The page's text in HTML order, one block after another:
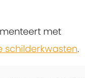
met
schilderkwasten.